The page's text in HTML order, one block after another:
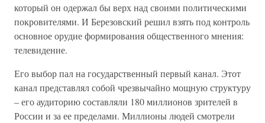
который он одержал бы верх над своими политическими
покровителями. И Березовский решил взять под контроль
основное орудие формирования общественного мнения:
телевидение.
Его выбор пал на государственный первый канал. Этот
канал представлял собой чрезвычайно мощную структуру
– его аудиторию составляли 180 миллионов зрителей в
России и за ее пределами. Миллионы людей смотрели